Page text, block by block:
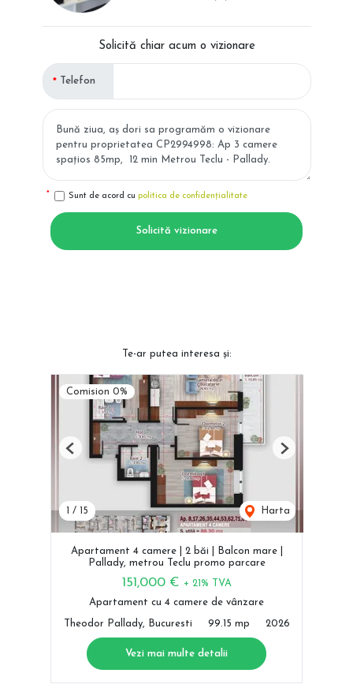
Solicită chiar acum o vizionare
Telefon
Sunt de acord cu politica de confidențialitate
Solicită vizionare
Te-ar putea interesa și:
Comision 0%
/ 15 Harta
Previous Next
Apartament 4 camere | 2 băi | Balcon mare |
Pallady, metrou Teclu promo parcare
151,000 € + 21% TVA
Apartament cu 4 camere de vânzare
Theodor Pallady, Bucuresti 99.15 mp 2026
Vezi mai multe detalii